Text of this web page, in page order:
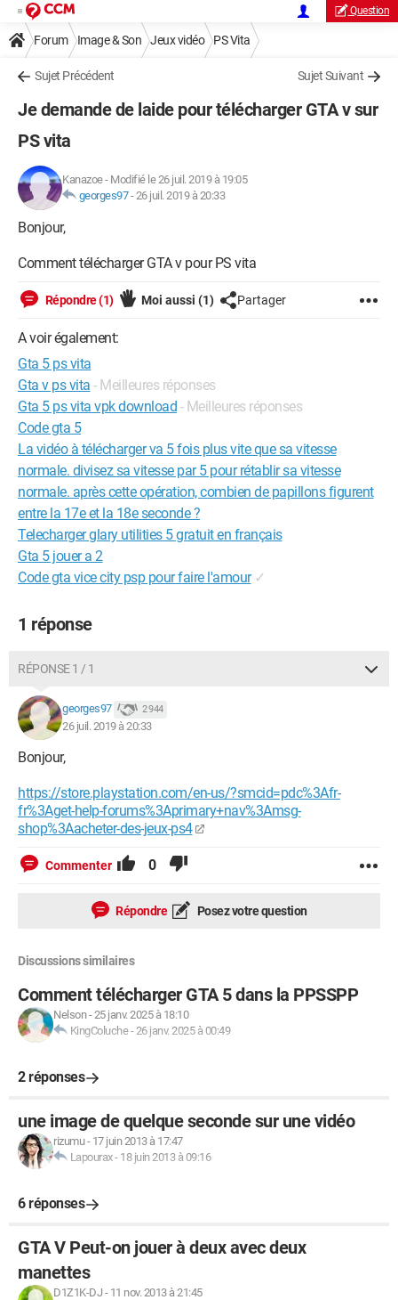
Question
Forum Image & Son Jeux vidéo PS Vita
Sujet Précédent Sujet Suivant
Je demande de laide pour télécharger GTA v sur
PS vita
Kanazoe- Modifié le 26 juil. 2019 à 19:05
georges97-26 juil. 2019 à 20:33
Bonjour,
Comment télécharger GTA v pour PS vita
Répondre (1) Moi aussi (1) Partager
A voir également:
Gta 5 ps vita
Gta v ps vita - Meilleures réponses
Gta 5 ps vita vpk download - Meilleures réponses
Code gta 5
La vidéo à télécharger va 5 fois plus vite que sa vitesse
normale. divisez sa vitesse par 5 pour rétablir sa vitesse
normale. après cette opération, combien de papillons figurent
entre la 17e et la 18e seconde ?
Telecharger glary utilities 5 gratuit en français
Gta 5 jouer a 2
Code gta vice city psp pour faire l'amour ✓
1 réponse
RÉPONSE 1 / 1
georges97 2 944
26 juil. 2019 à 20:33
Bonjour,
https://store.playstation.com/en-us/?smcid=pdc%3Afr-
fr%3Aget-help-forums%3Aprimary+nav%3Amsg-
shop%3Aacheter-des-jeux-ps4
Commenter 0
Répondre Posez votre question
Discussions similaires
Comment télécharger GTA 5 dans la PPSSPP
Nelson-25 janv. 2025 à 18:10
KingColuche-26 janv. 2025 à 00:49
2 réponses
une image de quelque seconde sur une vidéo
rizumu- 17 juin 2013 à 17:47
Lapourax- 18 juin 2013 à 09:16
6 réponses
GTA V Peut-on jouer à deux avec deux
manettes
D1Z1K-DJ - 11 nov. 2013 à 21:45